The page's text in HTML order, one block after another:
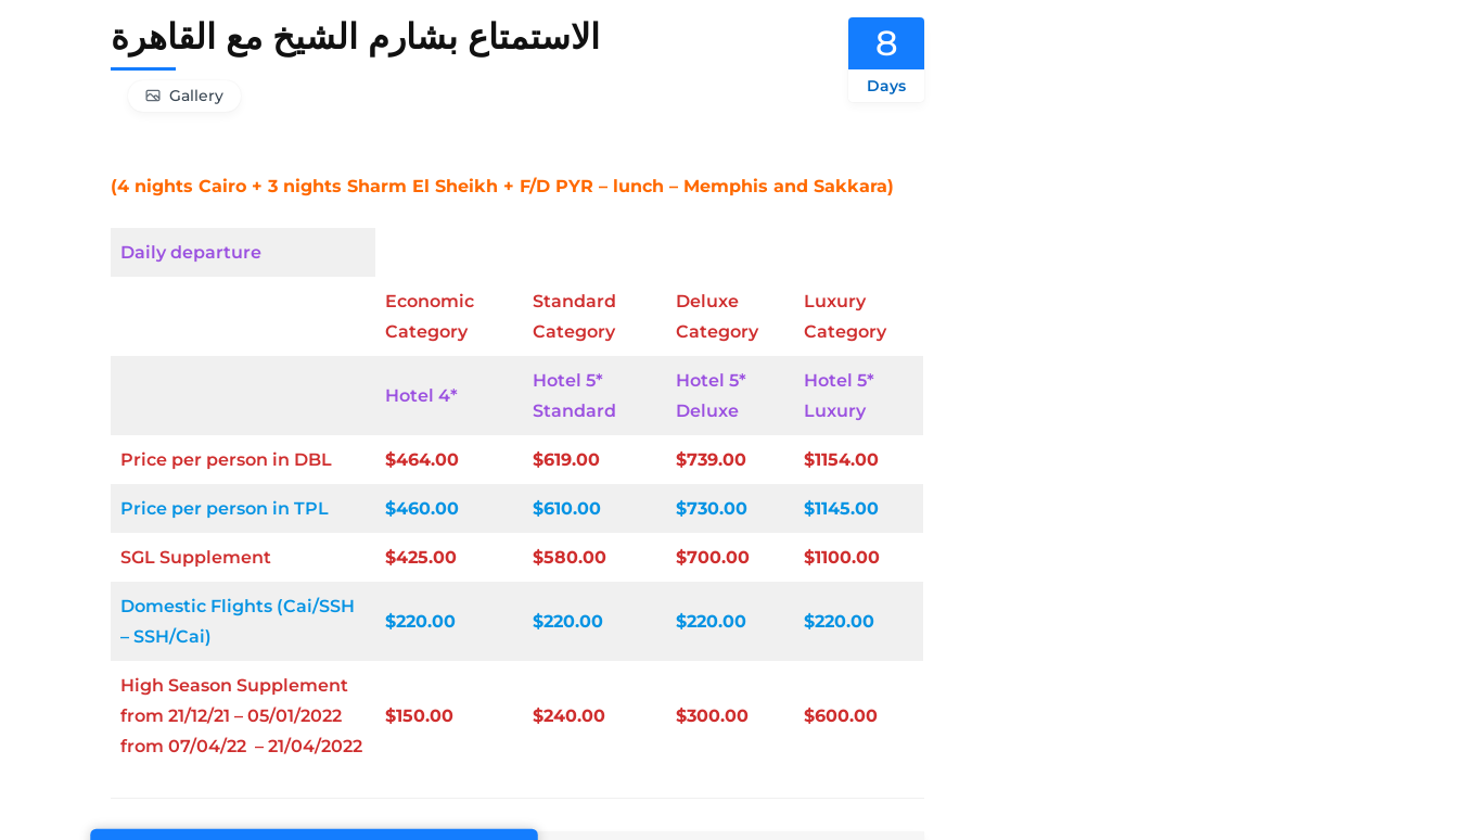
الاستمتاع بشارم الشيخ مع القاهرة 8
Days
Gallery
(4 nights Cairo + 3 nights Sharm El Sheikh + F/D PYR – lunch – Memphis and Sakkara)
Daily departure
Economic
Category
Standard
Category
Deluxe
Category
Luxury
Category
Hotel 4*
Hotel 5*
Standard
Hotel 5*
Deluxe
Hotel 5*
Luxury
Price per person in DBL $464.00 $619.00 $739.00 $1154.00
Price per person in TPL $460.00 $610.00 $730.00 $1145.00
SGL Supplement $425.00 $580.00 $700.00 $1100.00
Domestic Flights (Cai/SSH
– SSH/Cai)
$220.00 $220.00 $220.00 $220.00
High Season Supplement
from 21/12/21 – 05/01/2022
from 07/04/22 – 21/04/2022
$150.00 $240.00 $300.00 $600.00